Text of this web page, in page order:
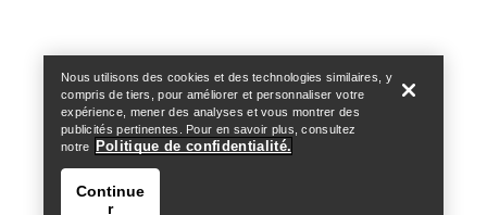
Nous utilisons des cookies et des technologies similaires, y
compris de tiers, pour améliorer et personnaliser votre
expérience, mener des analyses et vous montrer des
publicités pertinentes. Pour en savoir plus, consultez
notre
Politique de confidentialité.
Continue
r